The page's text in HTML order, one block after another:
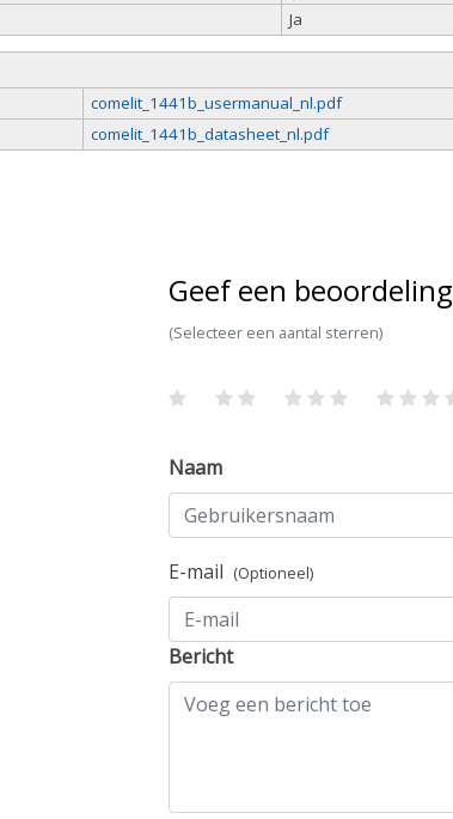
Ja
comelit_1441b_usermanual_nl.pdf
comelit_1441b_datasheet_nl.pdf
Geef een beoordeling
(Selecteer een aantal sterren)
Naam
E-mail (Optioneel)
Bericht